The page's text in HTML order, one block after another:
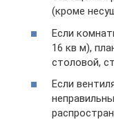
(кроме
Если
16 кв м),
столовой,
Если